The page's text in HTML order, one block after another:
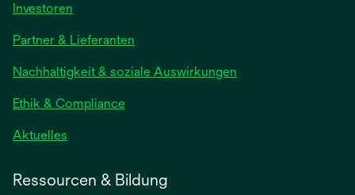
Investoren
Partner & Lieferanten
Nachhaltigkeit & soziale Auswirkungen
Ethik & Compliance
Aktuelles
Ressourcen & Bildung